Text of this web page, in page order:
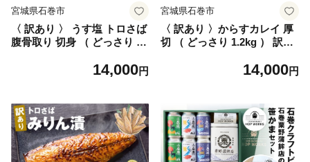
宮城県石巻市
〈 訳あり 〉 うす塩 トロさば
腹骨取り 切身 （ どっさり 1k
身 カット 塩味 魚 魚介 魚介
14,000円
宮城県石巻市
〈 訳あり 〉からすカレイ 厚
切 （ どっさり 1.2kg ） 訳ア
イ 切り身 切身 カット 魚 魚
14,000円